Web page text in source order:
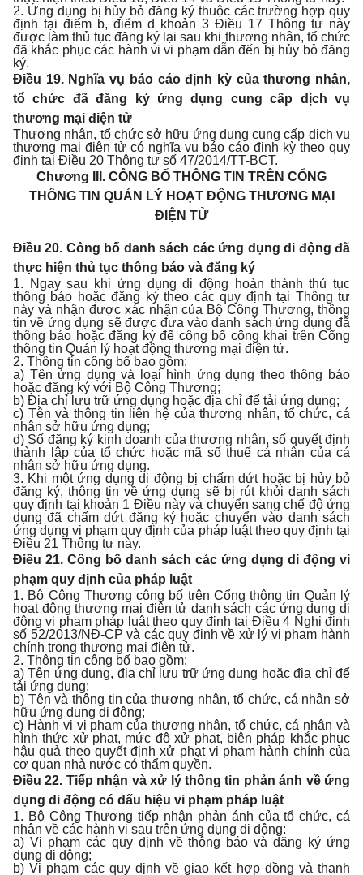
2. Ứng dụng bị hủy bỏ đăng ký thuộc các trường hợp quy
định tại điểm b, điểm d khoản 3 Điều 17 Thông tư này
được làm thủ tục đăng ký lại sau khi thương nhân, tổ chức
đã khắc phục các hành vi vi phạm dẫn đến bị hủy bỏ đăng
ký.
Điều 19. Nghĩa vụ báo cáo định kỳ của thương nhân,
tổ chức đã đăng ký ứng dụng cung cấp dịch vụ
thương mại điện tử
Thương nhân, tổ chức sở hữu ứng dụng cung cấp dịch vụ
thương mại điện tử có nghĩa vụ báo cáo định kỳ theo quy
định tại Điều 20 Thông tư số 47/2014/TT-BCT.
Chương III. CÔNG BỐ THÔNG TIN TRÊN CỔNG
THÔNG TIN QUẢN LÝ HOẠT ĐỘNG THƯƠNG MẠI
ĐIỆN TỬ
Điều 20. Công bố danh sách các ứng dụng di động đã
thực hiện thủ tục thông báo và đăng ký
1. Ngay sau khi ứng dụng di động hoàn thành thủ tục
thông báo hoặc đăng ký theo các quy định tại Thông tư
này và nhận được xác nhận của Bộ Công Thương, thông
tin về ứng dụng sẽ được đưa vào danh sách ứng dụng đã
thông báo hoặc đăng ký để công bố công khai trên Cổng
thông tin Quản lý hoạt động thương mại điện tử.
2. Thông tin công bố bao gồm:
a) Tên ứng dụng và loại hình ứng dụng theo thông báo
hoặc đăng ký với Bộ Công Thương;
b) Địa chỉ lưu trữ ứng dụng hoặc địa chỉ để tải ứng dụng;
c) Tên và thông tin liên hệ của thương nhân, tổ chức, cá
nhân sở hữu ứng dụng;
d) Số đăng ký kinh doanh của thương nhân, số quyết định
thành lập của tổ chức hoặc mã số thuế cá nhân của cá
nhân sở hữu ứng dụng.
3. Khi một ứng dụng di động bị chấm dứt hoặc bị hủy bỏ
đăng ký, thông tin về ứng dụng sẽ bị rút khỏi danh sách
quy định tại khoản 1 Điều này và chuyển sang chế độ ứng
dụng đã chấm dứt đăng ký hoặc chuyển vào danh sách
ứng dụng vi phạm quy định của pháp luật theo quy định tại
Điều 21 Thông tư này.
Điều 21. Công bố danh sách các ứng dụng di động vi
phạm quy định của pháp luật
1. Bộ Công Thương công bố trên Cổng thông tin Quản lý
hoạt động thương mại điện tử danh sách các ứng dụng di
động vi phạm pháp luật theo quy định tại Điều 4 Nghị định
số 52/2013/NĐ-CP và các quy định về xử lý vi phạm hành
chính trong thương mại điện tử.
2. Thông tin công bố bao gồm:
a) Tên ứng dụng, địa chỉ lưu trữ ứng dụng hoặc địa chỉ để
tải ứng dụng;
b) Tên và thông tin của thương nhân, tổ chức, cá nhân sở
hữu ứng dụng di động;
c) Hành vi vi phạm của thương nhân, tổ chức, cá nhân và
hình thức xử phạt, mức độ xử phạt, biện pháp khắc phục
hậu quả theo quyết định xử phạt vi phạm hành chính của
cơ quan nhà nước có thẩm quyền.
Điều 22. Tiếp nhận và xử lý thông tin phản ánh về ứng
dụng di động có dấu hiệu vi phạm pháp luật
1. Bộ Công Thương tiếp nhận phản ánh của tổ chức, cá
nhân về các hành vi sau trên ứng dụng di động:
a) Vi phạm các quy định về thông báo và đăng ký ứng
dụng di động;
b) Vi phạm các quy định về giao kết hợp đồng và thanh